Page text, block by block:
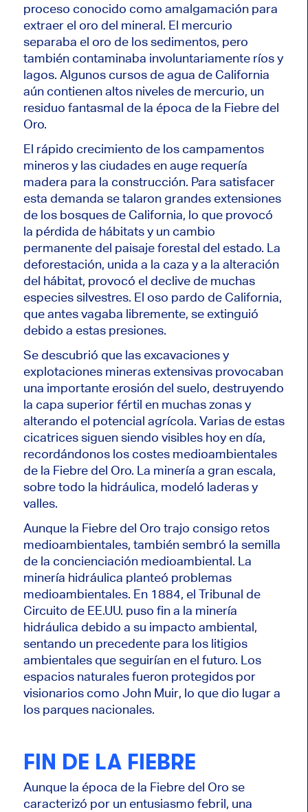
proceso conocido como amalgamación para
extraer el oro del mineral. El mercurio
separaba el oro de los sedimentos, pero
también contaminaba involuntariamente ríos y
lagos. Algunos cursos de agua de California
aún contienen altos niveles de mercurio, un
residuo fantasmal de la época de la Fiebre del
Oro.
El rápido crecimiento de los campamentos
mineros y las ciudades en auge requería
madera para la construcción. Para satisfacer
esta demanda se talaron grandes extensiones
de los bosques de California, lo que provocó
la pérdida de hábitats y un cambio
permanente del paisaje forestal del estado. La
deforestación, unida a la caza y a la alteración
del hábitat, provocó el declive de muchas
especies silvestres. El oso pardo de California,
que antes vagaba libremente, se extinguió
debido a estas presiones.
Se descubrió que las excavaciones y
explotaciones mineras extensivas provocaban
una importante erosión del suelo, destruyendo
la capa superior fértil en muchas zonas y
alterando el potencial agrícola. Varias de estas
cicatrices siguen siendo visibles hoy en día,
recordándonos los costes medioambientales
de la Fiebre del Oro. La minería a gran escala,
sobre todo la hidráulica, modeló laderas y
valles.
Aunque la Fiebre del Oro trajo consigo retos
medioambientales, también sembró la semilla
de la concienciación medioambiental. La
minería hidráulica planteó problemas
medioambientales. En 1884, el Tribunal de
Circuito de EE.UU. puso fin a la minería
hidráulica debido a su impacto ambiental,
sentando un precedente para los litigios
ambientales que seguirían en el futuro. Los
espacios naturales fueron protegidos por
visionarios como John Muir, lo que dio lugar a
los parques nacionales.
FIN DE LA FIEBRE
Aunque la época de la Fiebre del Oro se
caracterizó por un entusiasmo febril, una